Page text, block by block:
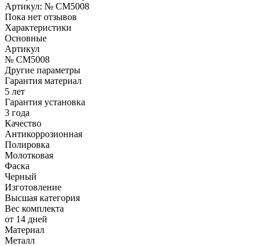
Артикул: № CM5008
Пока нет отзывов
Характеристики
Основные
Артикул
№ CM5008
Другие параметры
Гарантия материал
5 лет
Гарантия установка
3 года
Качество
Антикоррозионная
Полировка
Молотковая
Фаска
Черный
Изготовление
Высшая категория
Вес комплекта
от 14 дней
Материал
Металл